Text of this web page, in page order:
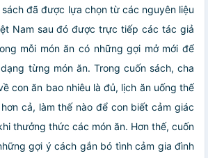
đã được lựa chọn từ các nguyên liệu
Nam sau đó được trực tiếp các tác giả
mỗi món ăn có những gợi mở mới để
từng món ăn. Trong cuốn sách, cha
con ăn bao nhiêu là đủ, lịch ăn uống thế
cả, làm thế nào để con biết cảm giác
thưởng thức các món ăn. Hơn thế, cuốn
gợi ý cách gắn bó tình cảm gia đình